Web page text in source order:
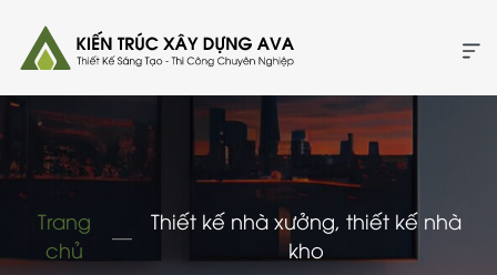
Trang
chủ
―
Thiết kế nhà xưởng, thiết kế nhà
kho